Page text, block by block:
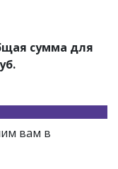
сумма для
вам в